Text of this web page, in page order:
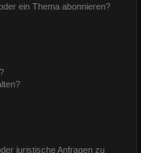
ein Thema abonnieren?
juristische Anfragen zu